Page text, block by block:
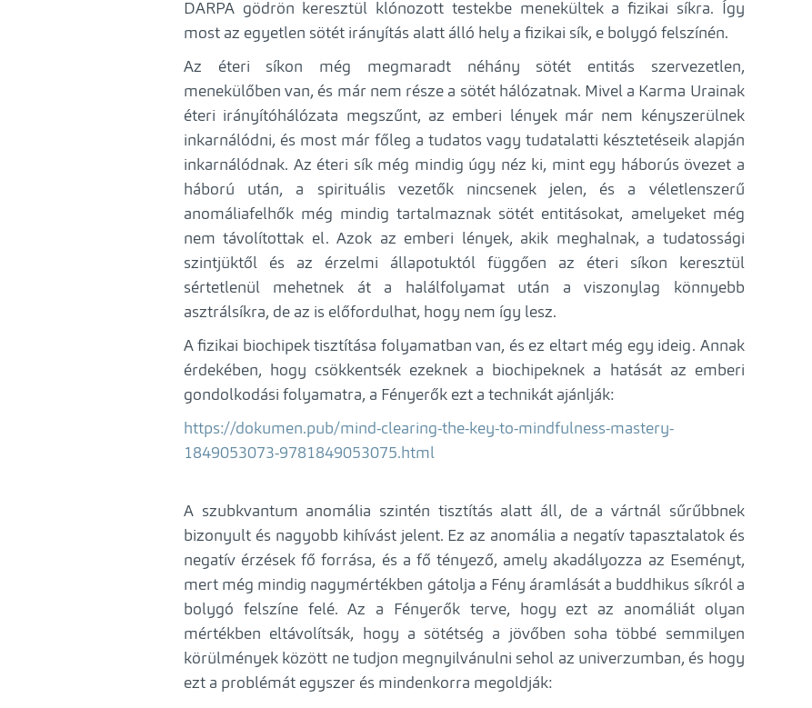
DARPA gödrön keresztül klónozott testekbe menekültek a fizikai síkra. Így
most az egyetlen sötét irányítás alatt álló hely a fizikai sík, e bolygó felszínén.
Az éteri síkon még megmaradt néhány sötét entitás szervezetlen,
menekülőben van, és már nem része a sötét hálózatnak. Mivel a Karma Urainak
éteri irányítóhálózata megszűnt, az emberi lények már nem kényszerülnek
inkarnálódni, és most már főleg a tudatos vagy tudatalatti késztetéseik alapján
inkarnálódnak. Az éteri sík még mindig úgy néz ki, mint egy háborús övezet a
háború után, a spirituális vezetők nincsenek jelen, és a véletlenszerű
anomáliafelhők még mindig tartalmaznak sötét entitásokat, amelyeket még
nem távolítottak el. Azok az emberi lények, akik meghalnak, a tudatossági
szintjüktől és az érzelmi állapotuktól függően az éteri síkon keresztül
sértetlenül mehetnek át a halálfolyamat után a viszonylag könnyebb
asztrálsíkra, de az is előfordulhat, hogy nem így lesz.
A fizikai biochipek tisztítása folyamatban van, és ez eltart még egy ideig. Annak
érdekében, hogy csökkentsék ezeknek a biochipeknek a hatását az emberi
gondolkodási folyamatra, a Fényerők ezt a technikát ajánlják:
https://dokumen.pub/mind-clearing-the-key-to-mindfulness-mastery-
1849053073-9781849053075.html
A szubkvantum anomália szintén tisztítás alatt áll, de a vártnál sűrűbbnek
bizonyult és nagyobb kihívást jelent. Ez az anomália a negatív tapasztalatok és
negatív érzések fő forrása, és a fő tényező, amely akadályozza az Eseményt,
mert még mindig nagymértékben gátolja a Fény áramlását a buddhikus síkról a
bolygó felszíne felé. Az a Fényerők terve, hogy ezt az anomáliát olyan
mértékben eltávolítsák, hogy a sötétség a jövőben soha többé semmilyen
körülmények között ne tudjon megnyilvánulni sehol az univerzumban, és hogy
ezt a problémát egyszer és mindenkorra megoldják: